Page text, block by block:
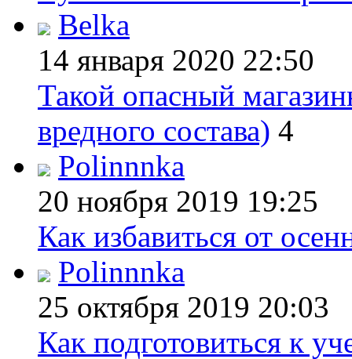
Belka
14 января 2020 22:50
Такой опасный
вредного состава) 4
Polinnnka
20 ноября 2019 19:25
Как избавиться от
Polinnnka
25 октября 2019 20:03
Как подготовиться к